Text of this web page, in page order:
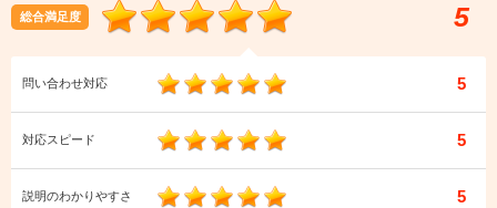
総合満足度 5
問い合わせ対応 5
対応スピード 5
説明のわかりやすさ 5